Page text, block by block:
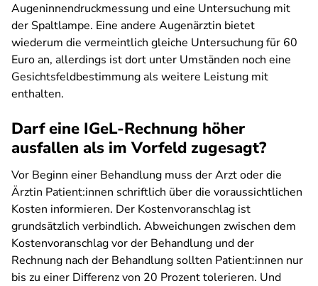
Augeninnendruckmessung und eine Untersuchung mit
der Spaltlampe. Eine andere Augenärztin bietet
wiederum die vermeintlich gleiche Untersuchung für 60
Euro an, allerdings ist dort unter Umständen noch eine
Gesichtsfeldbestimmung als weitere Leistung mit
enthalten.
Darf eine IGeL-Rechnung höher
ausfallen als im Vorfeld zugesagt?
Vor Beginn einer Behandlung muss der Arzt oder die
Ärztin Patient:innen schriftlich über die voraussichtlichen
Kosten informieren. Der Kostenvoranschlag ist
grundsätzlich verbindlich. Abweichungen zwischen dem
Kostenvoranschlag vor der Behandlung und der
Rechnung nach der Behandlung sollten Patient:innen nur
bis zu einer Differenz von 20 Prozent tolerieren. Und